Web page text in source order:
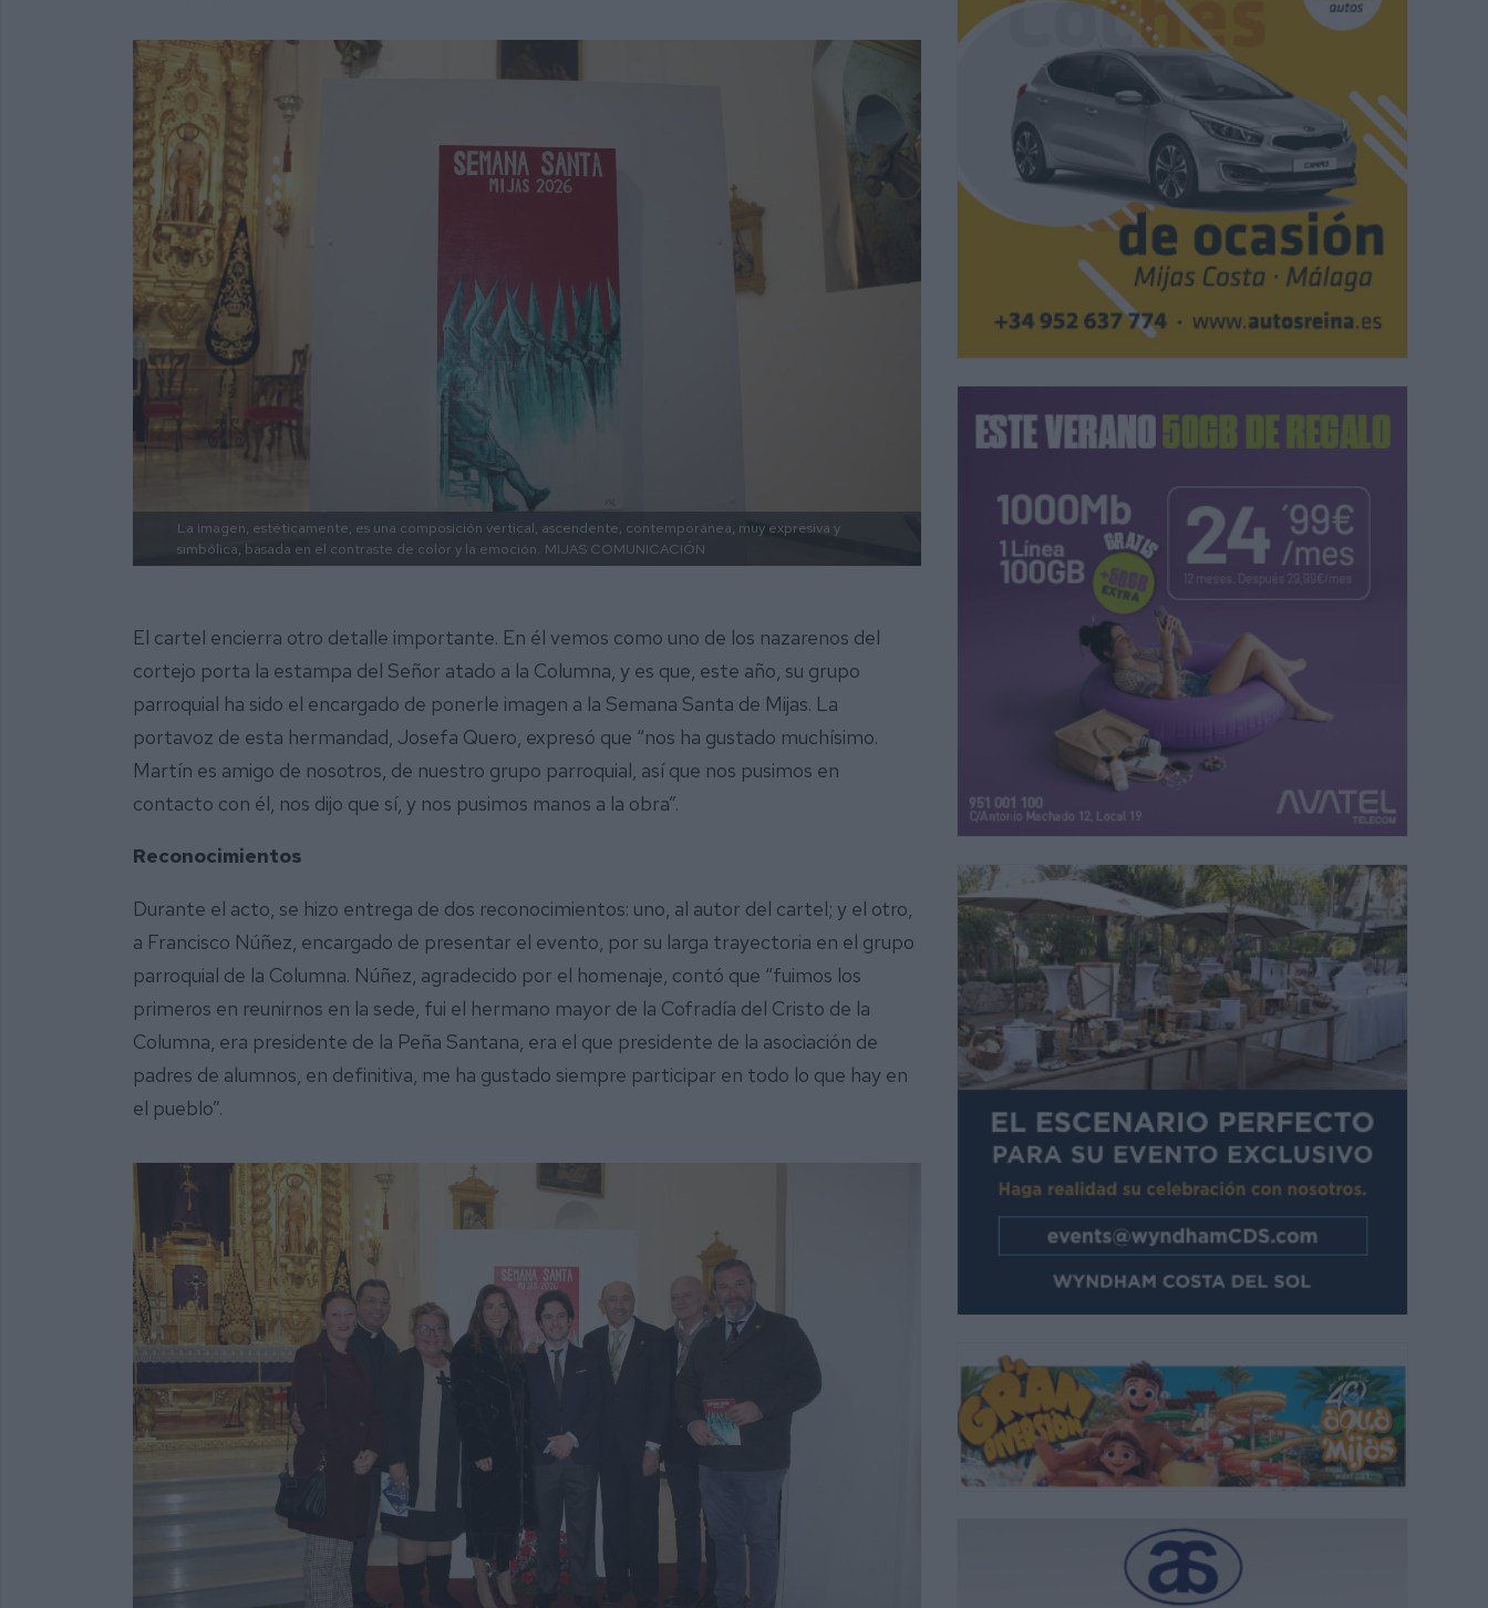
La imagen, estéticamente, es una composición vertical, ascendente, contemporánea, muy expresiva y
simbólica, basada en el contraste de color y la emoción. MIJAS COMUNICACIÓN
El cartel encierra otro detalle importante. En él vemos como uno de los nazarenos del
cortejo porta la estampa del Señor atado a la Columna, y es que, este año, su grupo
parroquial ha sido el encargado de ponerle imagen a la Semana Santa de Mijas. La
portavoz de esta hermandad, Josefa Quero, expresó que “nos ha gustado muchísimo.
Martín es amigo de nosotros, de nuestro grupo parroquial, así que nos pusimos en
contacto con él, nos dijo que sí, y nos pusimos manos a la obra”.
Reconocimientos
Durante el acto, se hizo entrega de dos reconocimientos: uno, al autor del cartel; y el otro,
a Francisco Núñez, encargado de presentar el evento, por su larga trayectoria en el grupo
parroquial de la Columna. Núñez, agradecido por el homenaje, contó que “fuimos los
primeros en reunirnos en la sede, fui el hermano mayor de la Cofradía del Cristo de la
Columna, era presidente de la Peña Santana, era el que presidente de la asociación de
padres de alumnos, en definitiva, me ha gustado siempre participar en todo lo que hay en
el pueblo”.